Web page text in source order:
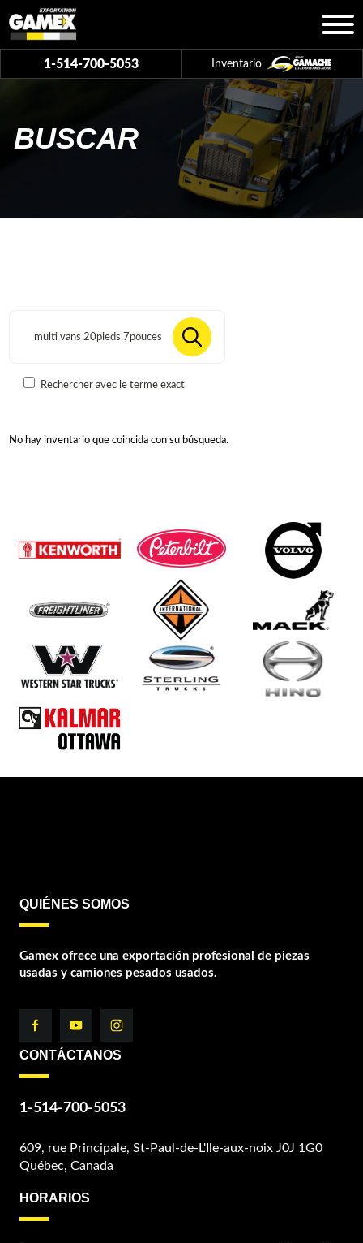
1-514-700-5053 Inventario
BUSCAR
Rechercher avec le terme exact
No hay inventario que coincida con su búsqueda.
QUIÉNES SOMOS
Gamex ofrece una exportación profesional de piezas
usadas y camiones pesados usados.
CONTÁCTANOS
1-514-700-5053
609, rue Principale, St-Paul-de-L'Ile-aux-noix J0J 1G0
Québec, Canada
HORARIOS